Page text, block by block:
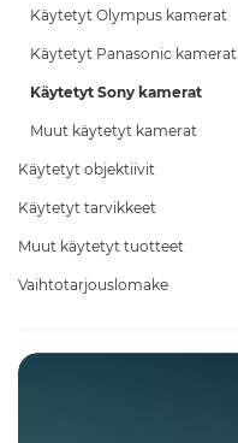
Käytetyt Olympus kamerat
Käytetyt Panasonic kamerat
Käytetyt Sony kamerat
Muut käytetyt kamerat
Käytetyt objektiivit
Käytetyt tarvikkeet
Muut käytetyt tuotteet
Vaihtotarjouslomake